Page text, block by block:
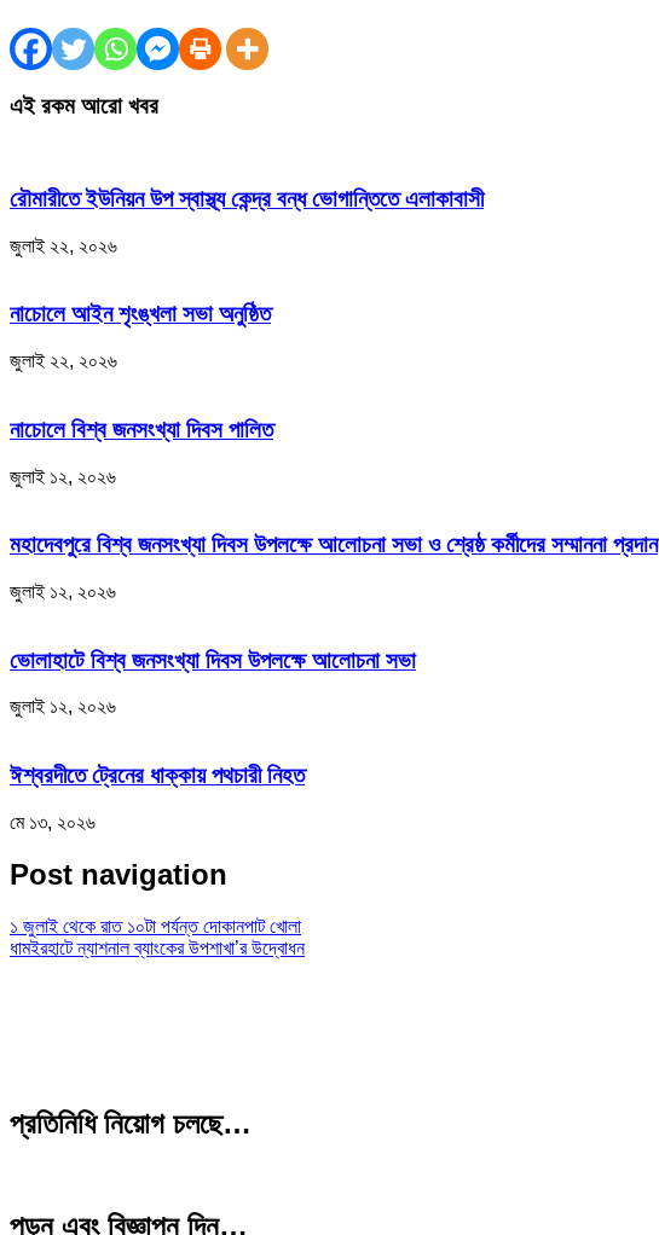
এই রকম আরো খবর
রৌমারীতে ইউনিয়ন উপ স্বাস্থ্য কেন্দ্র বন্ধ ভোগান্তিতে এলাকাবাসী
জুলাই ২২, ২০২৬
নাচোলে আইন শৃংঙ্খলা সভা অনুষ্ঠিত
জুলাই ২২, ২০২৬
নাচোলে বিশ্ব জনসংখ্যা দিবস পালিত
জুলাই ১২, ২০২৬
মহাদেবপুরে বিশ্ব জনসংখ্যা দিবস উপলক্ষে আলোচনা সভা ও শ্রেষ্ঠ কর্মীদের সম্মাননা প্রদান
জুলাই ১২, ২০২৬
ভোলাহাটে বিশ্ব জনসংখ্যা দিবস উপলক্ষে আলোচনা সভা
জুলাই ১২, ২০২৬
ঈশ্বরদীতে ট্রেনের ধাক্কায় পথচারী নিহত
মে ১৩, ২০২৬
Post navigation
১ জুলাই থেকে রাত ১০টা পর্যন্ত দোকানপাট খোলা
ধামইরহাটে ন্যাশনাল ব্যাংকের উপশাখা’র উদ্বোধন
প্রতিনিধি নিয়োগ চলছে…
পড়ুন এবং বিজ্ঞাপন দিন…